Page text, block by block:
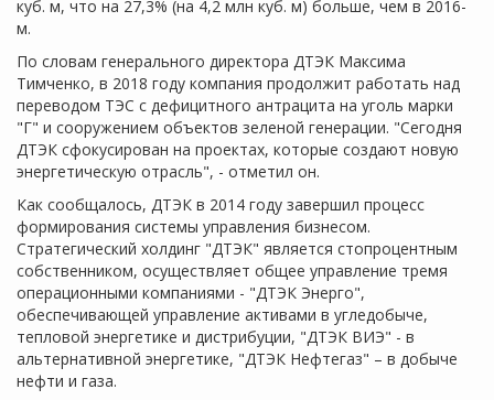
куб. м, что на 27,3% (на 4,2 млн куб. м) больше, чем в 2016-
м.
По словам генерального директора ДТЭК Максима
Тимченко, в 2018 году компания продолжит работать над
переводом ТЭС с дефицитного антрацита на уголь марки
"Г" и сооружением объектов зеленой генерации. "Сегодня
ДТЭК сфокусирован на проектах, которые создают новую
энергетическую отрасль", - отметил он.
Как сообщалось, ДТЭК в 2014 году завершил процесс
формирования системы управления бизнесом.
Стратегический холдинг "ДТЭК" является стопроцентным
собственником, осуществляет общее управление тремя
операционными компаниями - "ДТЭК Энерго",
обеспечивающей управление активами в угледобыче,
тепловой энергетике и дистрибуции, "ДТЭК ВИЭ" - в
альтернативной энергетике, "ДТЭК Нефтегаз" – в добыче
нефти и газа.